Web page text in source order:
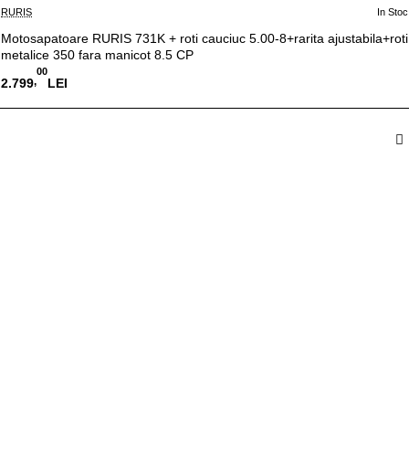
RURIS In Stoc
Motosapatoare RURIS 731K + roti cauciuc 5.00-8+rarita ajustabila+roti
metalice 350 fara manicot 8.5 CP
2.799,
00
LEI